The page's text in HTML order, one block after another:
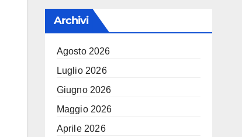
Archivi
Agosto 2026
Luglio 2026
Giugno 2026
Maggio 2026
Aprile 2026